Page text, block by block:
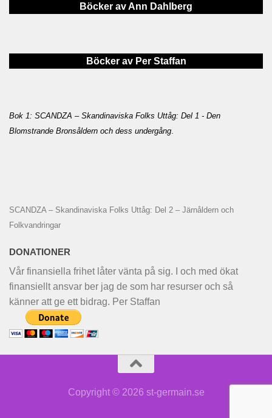
Böcker av Ann Dahlberg
Böcker av Per Staffan
Bok 1: SCANDZA – Skandinaviska Folks Uttåg: Del 1 - Den
Blomstrande Bronsåldern och dess undergång
SCANDZA – Skandinaviska Folks Uttåg: Del 2 – Järnåldern och
Folkvandringar
DONATIONER
Vår finansiella frihet låter vänta på sig. I och med ökat
finansiellt ansvar ber jag de som har resurser och så
känner att ge ett bidrag. Per Staffan
Copyright © 2026 st-germain.se